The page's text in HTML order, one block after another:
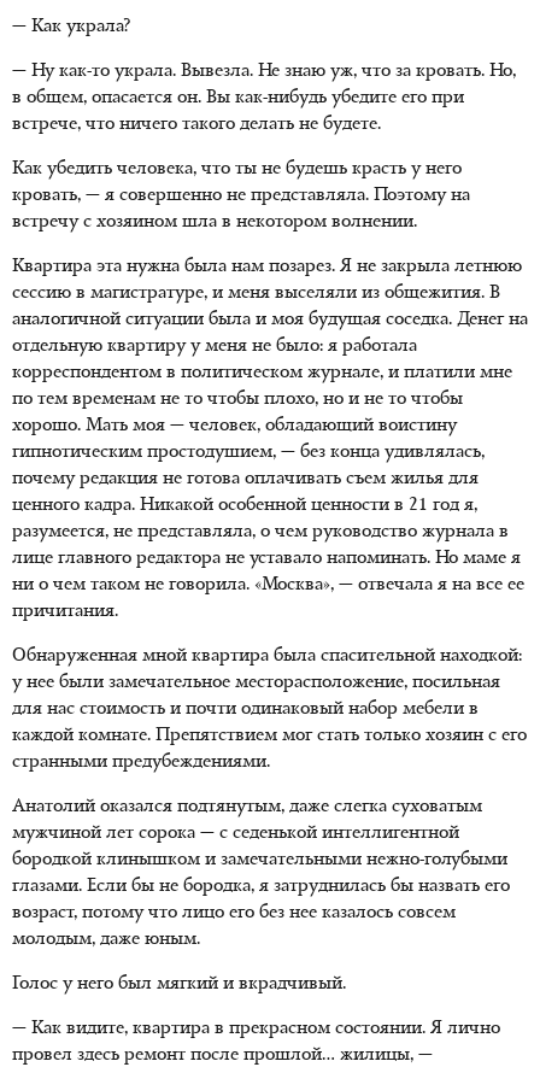
— Как украла?
— Ну как-то украла. Вывезла. Не знаю уж, что за кровать. Но,
в общем, опасается он. Вы как-нибудь убедите его при
встрече, что ничего такого делать не будете.
Как убедить человека, что ты не будешь красть у него
кровать, — я совершенно не представляла. Поэтому на
встречу с хозяином шла в некотором волнении.
Квартира эта нужна была нам позарез. Я не закрыла летнюю
сессию в магистратуре, и меня выселяли из общежития. В
аналогичной ситуации была и моя будущая соседка. Денег на
отдельную квартиру у меня не было: я работала
корреспондентом в политическом журнале, и платили мне
по тем временам не то чтобы плохо, но и не то чтобы
хорошо. Мать моя — человек, обладающий воистину
гипнотическим простодушием, — без конца удивлялась,
почему редакция не готова оплачивать съем жилья для
ценного кадра. Никакой особенной ценности в 21 год я,
разумеется, не представляла, о чем руководство журнала в
лице главного редактора не уставало напоминать. Но маме я
ни о чем таком не говорила. «Москва», — отвечала я на все ее
причитания.
Обнаруженная мной квартира была спасительной находкой:
у нее были замечательное месторасположение, посильная
для нас стоимость и почти одинаковый набор мебели в
каждой комнате. Препятствием мог стать только хозяин с его
странными предубеждениями.
Анатолий оказался подтянутым, даже слегка суховатым
мужчиной лет сорока — с седенькой интеллигентной
бородкой клинышком и замечательными нежно-голубыми
глазами. Если бы не бородка, я затруднилась бы назвать его
возраст, потому что лицо его без нее казалось совсем
молодым, даже юным.
Голос у него был мягкий и вкрадчивый.
— Как видите, квартира в прекрасном состоянии. Я лично
провел здесь ремонт после прошлой… жилицы, —